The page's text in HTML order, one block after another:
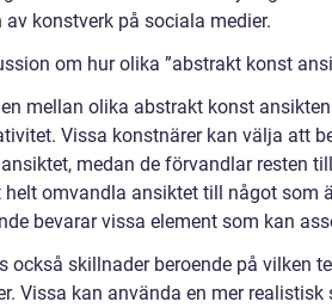
av konstverk på sociala medier.
om hur olika ”abstrakt konst
mellan olika abstrakt konst
Vissa konstnärer kan välja att
medan de förvandlar resten
omvandla ansiktet till något som
bevarar vissa element som kan
också skillnader beroende på vilken
Vissa kan använda en mer